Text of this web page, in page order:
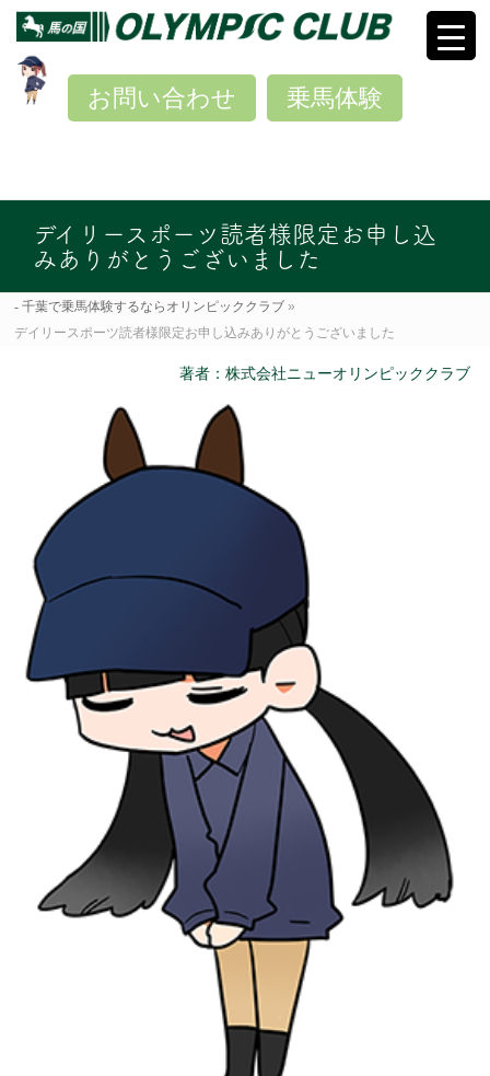
乗馬体験
お問い合わせ
デイリースポーツ読者様限定お申し込
みありがとうございました
千葉で乗馬体験するならオリンピッククラブ »
デイリースポーツ読者様限定お申し込みありがとうございました
著者：株式会社ニューオリンピッククラブ